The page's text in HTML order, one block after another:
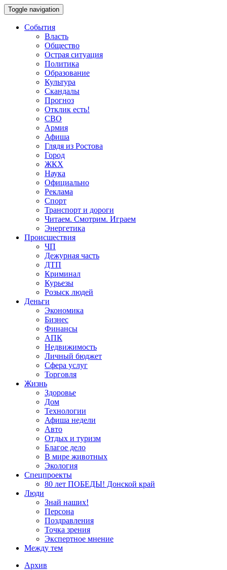
Toggle navigation
События
Власть
Общество
Острая ситуация
Политика
Образование
Культура
Скандалы
Прогноз
Отклик есть!
СВО
Армия
Афиша
Глядя из Ростова
Город
ЖКХ
Наука
Официально
Реклама
Спорт
Транспорт и дороги
Читаем. Смотрим. Играем
Энергетика
Происшествия
ЧП
Дежурная часть
ДТП
Криминал
Курьезы
Розыск людей
Деньги
Экономика
Бизнес
Финансы
АПК
Недвижимость
Личный бюджет
Сфера услуг
Торговля
Жизнь
Здоровье
Дом
Технологии
Афиша недели
Авто
Отдых и туризм
Благое дело
В мире животных
Экология
Спецпроекты
80 лет ПОБЕДЫ! Донской край
Люди
Знай наших!
Персона
Поздравления
Точка зрения
Экспертное мнение
Между тем
Архив